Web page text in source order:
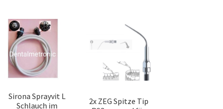
Sirona Sprayvit L
Schlauch im
2x ZEG Spitze Tip